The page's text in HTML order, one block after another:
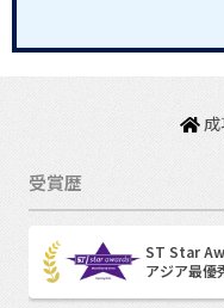
受賞歴
ST Star
アジア最優